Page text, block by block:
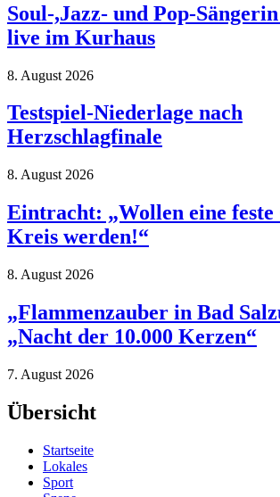
Soul-,Jazz- und Pop-
live im Kurhaus
8. August 2026
Testspiel-Niederlage nach
Herzschlagfinale
8. August 2026
Eintracht: „Wollen eine
Kreis werden!“
8. August 2026
„Flammenzauber in Bad
„Nacht der 10.000 Kerzen“
7. August 2026
Übersicht
Startseite
Lokales
Sport